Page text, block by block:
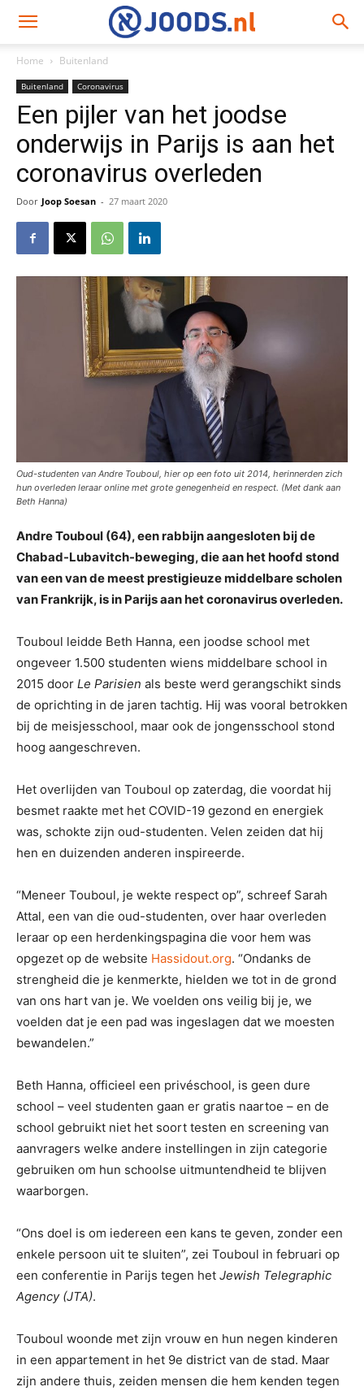
Home Buitenland
Buitenland Coronavirus
Een pijler van het joodse
onderwijs in Parijs is aan het
coronavirus overleden
Door Joop Soesan - 27 maart 2020
Oud-studenten van Andre Touboul, hier op een foto uit 2014, herinnerden zich
hun overleden leraar online met grote genegenheid en respect. (Met dank aan
Beth Hanna)
Andre Touboul (64), een rabbijn aangesloten bij de
Chabad-Lubavitch-beweging, die aan het hoofd stond
van een van de meest prestigieuze middelbare scholen
van Frankrijk, is in Parijs aan het coronavirus overleden.
Touboul leidde Beth Hanna, een joodse school met
ongeveer 1.500 studenten wiens middelbare school in
2015 door Le Parisien als beste werd gerangschikt sinds
de oprichting in de jaren tachtig. Hij was vooral betrokken
bij de meisjesschool, maar ook de jongensschool stond
hoog aangeschreven.
Het overlijden van Touboul op zaterdag, die voordat hij
besmet raakte met het COVID-19 gezond en energiek
was, schokte zijn oud-studenten. Velen zeiden dat hij
hen en duizenden anderen inspireerde.
“Meneer Touboul, je wekte respect op”, schreef Sarah
Attal, een van die oud-studenten, over haar overleden
leraar op een herdenkingspagina die voor hem was
opgezet op de website Hassidout.org. “Ondanks de
strengheid die je kenmerkte, hielden we tot in de grond
van ons hart van je. We voelden ons veilig bij je, we
voelden dat je een pad was ingeslagen dat we moesten
bewandelen.”
Beth Hanna, officieel een privéschool, is geen dure
school – veel studenten gaan er gratis naartoe – en de
school gebruikt niet het soort testen en screening van
aanvragers welke andere instellingen in zijn categorie
gebruiken om hun schoolse uitmuntendheid te blijven
waarborgen.
“Ons doel is om iedereen een kans te geven, zonder een
enkele persoon uit te sluiten”, zei Touboul in februari op
een conferentie in Parijs tegen het Jewish Telegraphic
Agency (JTA).
Touboul woonde met zijn vrouw en hun negen kinderen
in een appartement in het 9e district van de stad. Maar
zijn andere thuis, zeiden mensen die hem kenden tegen